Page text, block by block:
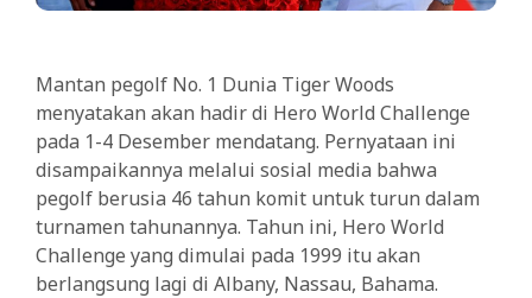
Mantan pegolf No. 1 Dunia Tiger Woods
menyatakan akan hadir di Hero World Challenge
pada 1-4 Desember mendatang. Pernyataan ini
disampaikannya melalui sosial media bahwa
pegolf berusia 46 tahun komit untuk turun dalam
turnamen tahunannya. Tahun ini, Hero World
Challenge yang dimulai pada 1999 itu akan
berlangsung lagi di Albany, Nassau, Bahama.